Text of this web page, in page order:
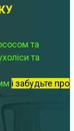
та
та
і забудьте про